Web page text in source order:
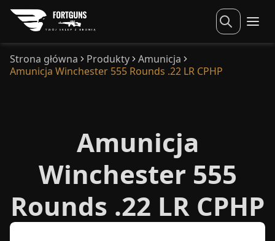
Strona główna Produkty
Amunicja
Amunicja Winchester 555 Rounds .22 LR CPHP
Amunicja
Winchester 555
Rounds .22 LR CPHP